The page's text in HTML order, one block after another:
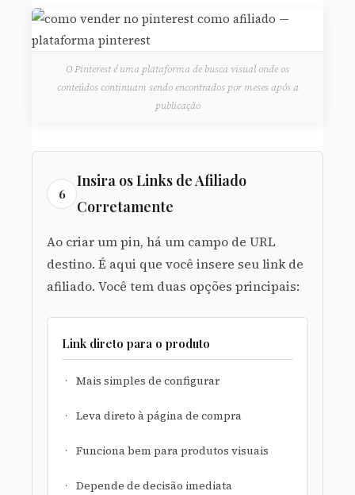
O Pinterest é uma plataforma de busca visual onde os
conteúdos continuam sendo encontrados por meses após a
publicação
6
Insira os Links de Afiliado
Corretamente
Ao criar um pin, há um campo de URL
destino. É aqui que você insere seu link de
afiliado. Você tem duas opções principais:
Link direto para o produto
Mais simples de configurar
Leva direto à página de compra
Funciona bem para produtos visuais
Depende de decisão imediata